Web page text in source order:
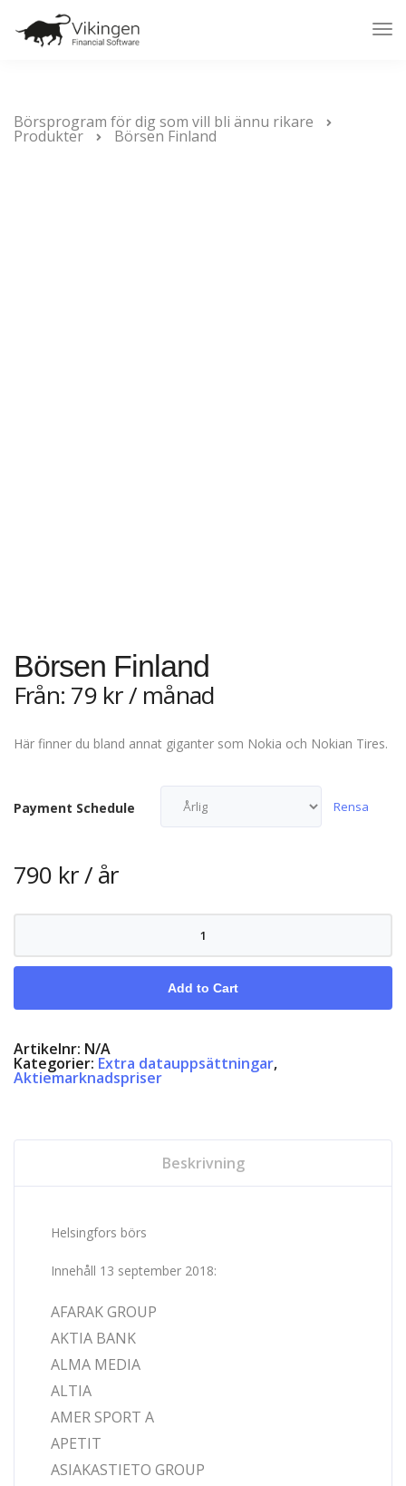
Börsprogram för dig som vill bli ännu rikare
Produkter Börsen Finland
Börsen Finland
Från: 79 kr/ månad
Här finner du bland annat giganter som Nokia och Nokian Tires.
Payment Schedule Rensa
790 kr/ år
Börsen
Add to Cart
Artikelnr: N/A
Kategorier: Extra datauppsättningar,
Aktiemarknadspriser
Beskrivning
Helsingfors börs
Innehåll 13 september 2018:
AFARAK GROUP
AKTIA BANK
ALMA MEDIA
ALTIA
AMER SPORT A
APETIT
ASIAKASTIETO GROUP